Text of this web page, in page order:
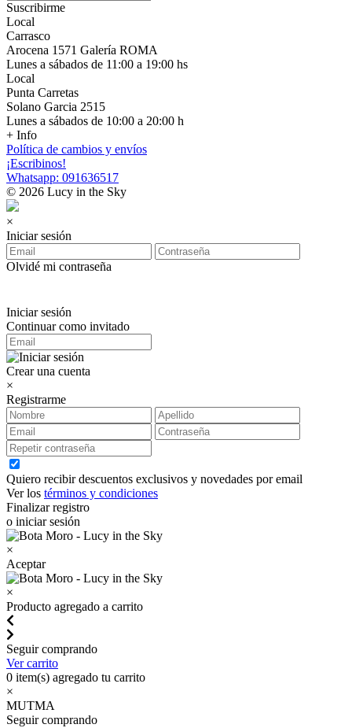
Suscribirme
Local
Carrasco
Arocena 1571 Galería ROMA
Lunes a sábados de 11:00 a 19:00 hs
Local
Punta Carretas
Solano Garcia 2515
Lunes a sábados de 10:00 a 20:00 h
+ Info
Política de cambios y envíos
¡Escribinos!
Whatsapp: 091636517
© 2026 Lucy in the Sky
×
Iniciar sesión
Olvidé mi contraseña
Iniciar sesión
Continuar como invitado
Crear una cuenta
×
Registrarme
Quiero recibir descuentos exclusivos y novedades por email
Ver los términos y condiciones
Finalizar registro
o iniciar sesión
×
Aceptar
×
Producto agregado a carrito
Seguir comprando
Ver carrito
0 item(s) agregado tu carrito
×
MUTMA
Seguir comprando